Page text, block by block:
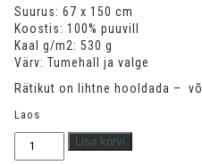
Suurus: 67 x 150 cm
Koostis: 100% puuvill
Kaal g/m2: 530 g
Värv: Tumehall ja valge
Rätikut on lihtne hooldada –
Laos
Saunalina Lisa korvi